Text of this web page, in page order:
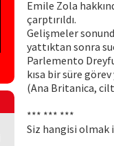
Emile Zola
çarptırıldı.
Gelişmeler
yattıktan sonra
Parlemento
kısa bir süre
(Ana Britanica,
*** *** ***
Siz hangisi olmak